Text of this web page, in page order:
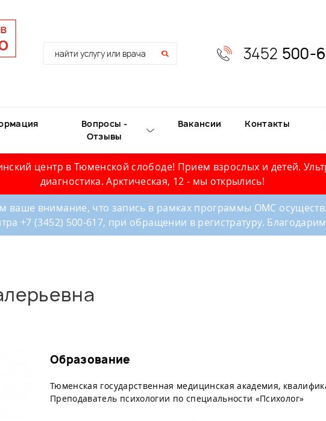
3452 500-
Вопросы -
Отзывы
Вакансии Контакты
центр в Тюменской слободе! Прием взрослых и детей.
диагностика. Арктическая, 12 - мы открылись!
внимание, что запись в рамках программы ОМС
+7 (3452) 500-617, при обращении в регистратуру.
Образование
Тюменская государственная медицинская академия,
Преподаватель психологии по специальности «Психолог»